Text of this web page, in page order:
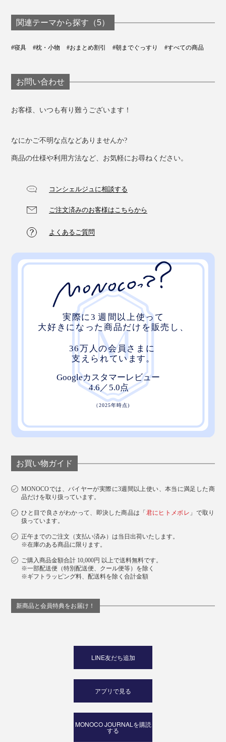
Premium
関連テーマから探す（5）
#寝具 #枕・小物 #おまとめ割引 #朝までぐっすり #すべての商品
お問い合わせ
お客様、いつも有り難うございます！
なにかご不明な点などありませんか?
商品の仕様や利用方法など、お気軽にお尋ねください。
コンシェルジュに相談する
ご注文済みのお客様はこちらから
よくあるご質問
お買い物ガイド
MONOCOでは、バイヤーが実際に3週間以上使い、本当に満足した商
品だけを取り扱っています。
ひと目で良さがわかって、即決した商品は「 君にヒトメボレ 」で取り
扱っています。
正午までのご注文（支払い済み）は当日出荷いたします。
※在庫のある商品に限ります。
ご購入商品金額合計 10,000円 以上で送料無料です。
※一部配送便（特別配送便、クール便等）を除く
※ギフトラッピング料、配送料を除く合計金額
新商品と会員特典をお届け！
LINE友だち追加
アプリで見る
MONOCO JOURNALを購読
する